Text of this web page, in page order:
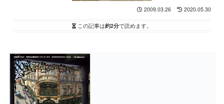
2009.03.26 2020.05.30
この記事は約2分で読めます。